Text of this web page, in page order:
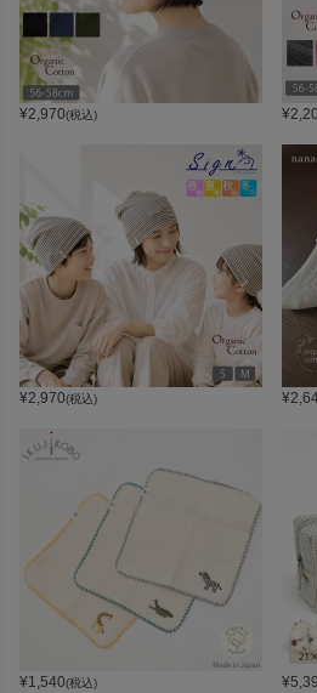
¥2,970(税込) ¥
¥2,970(税込) ¥
¥1,540(税込) ¥